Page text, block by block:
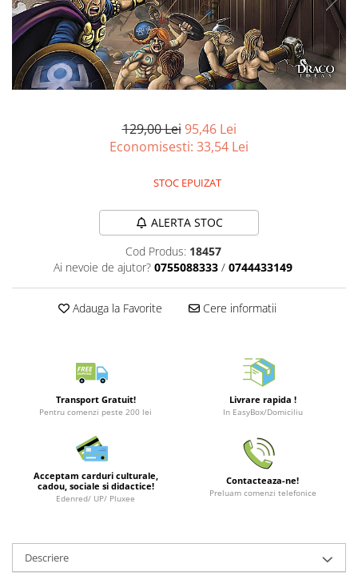
Battletech
Final Girl - solo game
Miniaturi Arkham Horror
Miniaturi HEROCLIX
Protectii carti (Sleeves)
The Army Painter
Carti de joc
Geek Stuff
Brelocuri
Plusuri si papusi
129,00 Lei 95,46 Lei
Economisesti: 33,54 Lei
STOC EPUIZAT
ALERTA STOC
Cod Produs: 18457
Ai nevoie de ajutor? 0755088333 / 0744433149
Adauga la Favorite Cere informatii
Transport Gratuit!
Pentru comenzi peste 200 lei
Livrare rapida !
In EasyBox/Domiciliu
Acceptam carduri culturale,
cadou, sociale si didactice!
Edenred/ UP/ Pluxee
Contacteaza-ne!
Preluam comenzi telefonice
Descriere